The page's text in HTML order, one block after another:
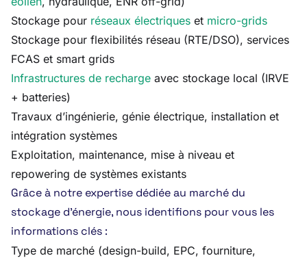
Stockage pour réseaux électriques et micro-grids
Stockage pour flexibilités réseau (RTE/DSO), services
FCAS et smart grids
Infrastructures de recharge avec stockage local (IRVE
+ batteries)
Travaux d’ingénierie, génie électrique, installation et
intégration systèmes
Exploitation, maintenance, mise à niveau et
repowering de systèmes existants
Grâce à notre expertise dédiée au marché du
stockage d’énergie, nous identifions pour vous les
informations clés :
Type de marché (design-build, EPC, fourniture,